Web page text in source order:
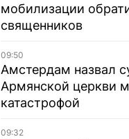
мобилизации
священников
09:50
Амстердам назвал
Армянской церкви
катастрофой
09:32